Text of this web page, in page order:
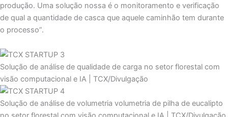
produção. Uma solução nossa é o monitoramento e verificação
de qual a quantidade de casca que aquele caminhão tem durante
o processo”.
Solução de análise de qualidade de carga no setor florestal com
visão computacional e IA | TCX/Divulgação
Solução de análise de volumetria volumetria de pilha de eucalipto